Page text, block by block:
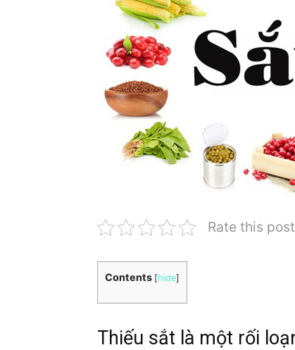
Rate this post
Contents [hide]
Thiếu sắt là một rối